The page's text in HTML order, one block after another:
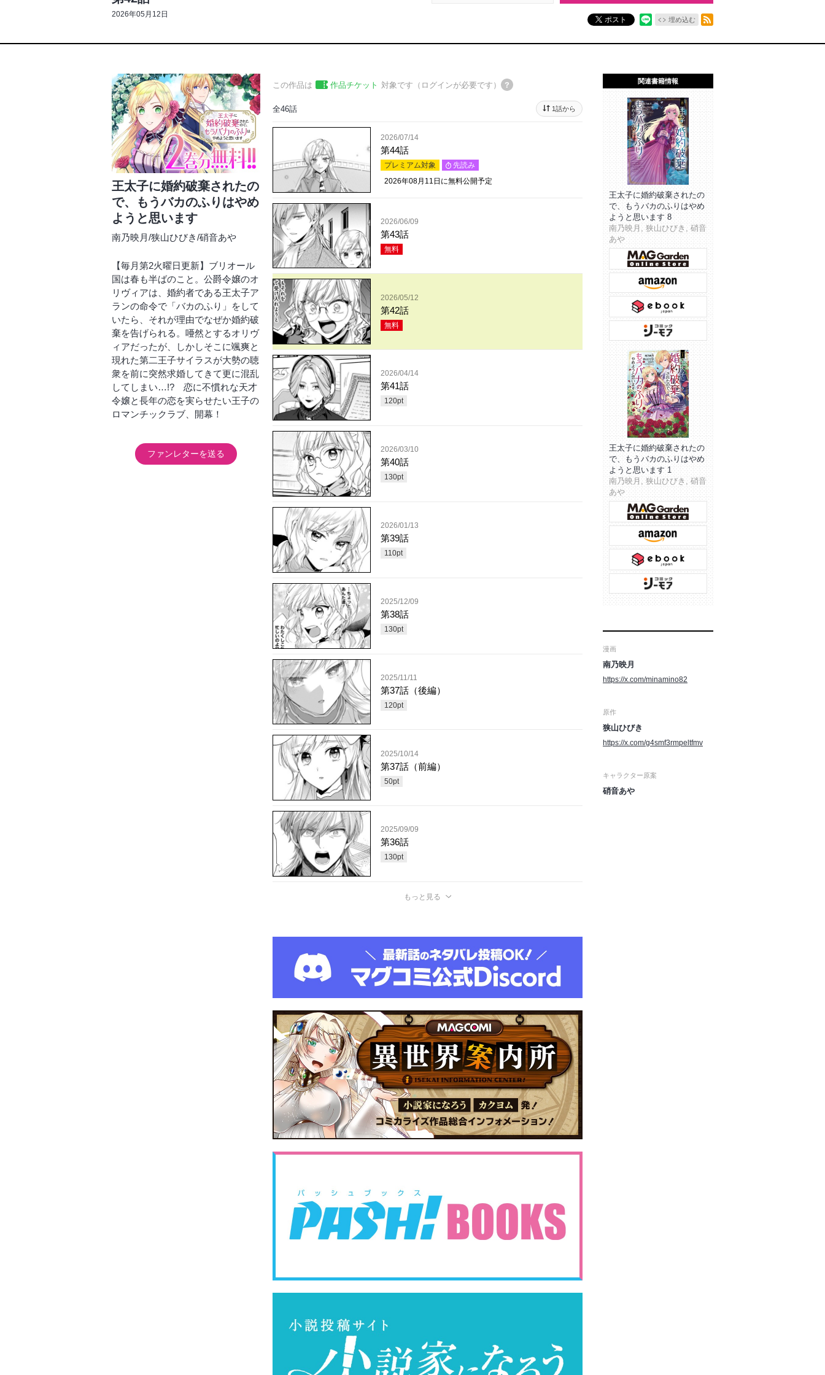
2026年05月12日
ポスト 埋め込む
王太子に婚約破棄されたの
で、もうバカのふりはやめ
ようと思います
南乃映月/狭山ひびき/硝音あや
【毎月第2火曜日更新】ブリオール
国は春も半ばのこと。公爵令嬢のオ
リヴィアは、婚約者である王太子ア
ランの命令で「バカのふり」をして
いたら、それが理由でなぜか婚約破
棄を告げられる。唖然とするオリヴ
ィアだったが、しかしそこに颯爽と
現れた第二王子サイラスが大勢の聴
衆を前に突然求婚してきて更に混乱
してしまい…!? 恋に不慣れな天才
令嬢と長年の恋を実らせたい王子の
ロマンチックラブ、開幕！
ファンレターを送る
この作品は 作品チケット 対象です（ログインが必要です）
全46話 1話から
2026/07/14
第44話
プレミアム対象
先読み
2026年08月11日 に無料公開予定
2026/06/09
第43話
無料
2026/05/12
第42話
無料
2026/04/14
第41話
120pt
2026/03/10
第40話
130pt
2026/01/13
第39話
110pt
2025/12/09
第38話
130pt
2025/11/11
第37話（後編）
120pt
2025/10/14
第37話（前編）
50pt
2025/09/09
第36話
130pt
もっと見る
関連書籍情報
王太子に婚約破棄されたの
で、もうバカのふりはやめ
ようと思います 8
南乃映月, 狭山ひびき, 硝音
あや
王太子に婚約破棄されたの
で、もうバカのふりはやめ
ようと思います 1
南乃映月, 狭山ひびき, 硝音
あや
漫画
南乃映月
https://x.com/minamino82
原作
狭山ひびき
https://x.com/g4smf3rmpeltfmv
キャラクター原案
硝音あや